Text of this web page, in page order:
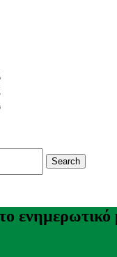
ενημερωτικό